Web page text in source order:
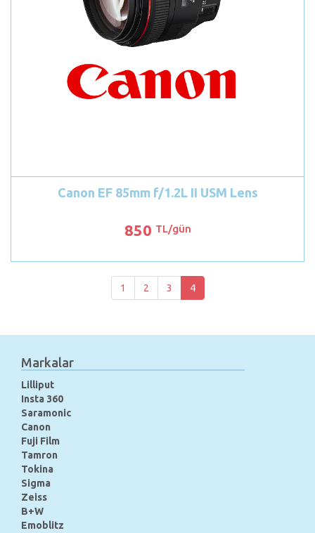
Markalar
Lilliput
Insta 360
Saramonic
Canon
Fuji Film
Tamron
Tokina
Sigma
Zeiss
B+W
Emoblitz
Canon EF 85mm f/1.2L II USM Lens
850 TL/gün
1 2 3 4